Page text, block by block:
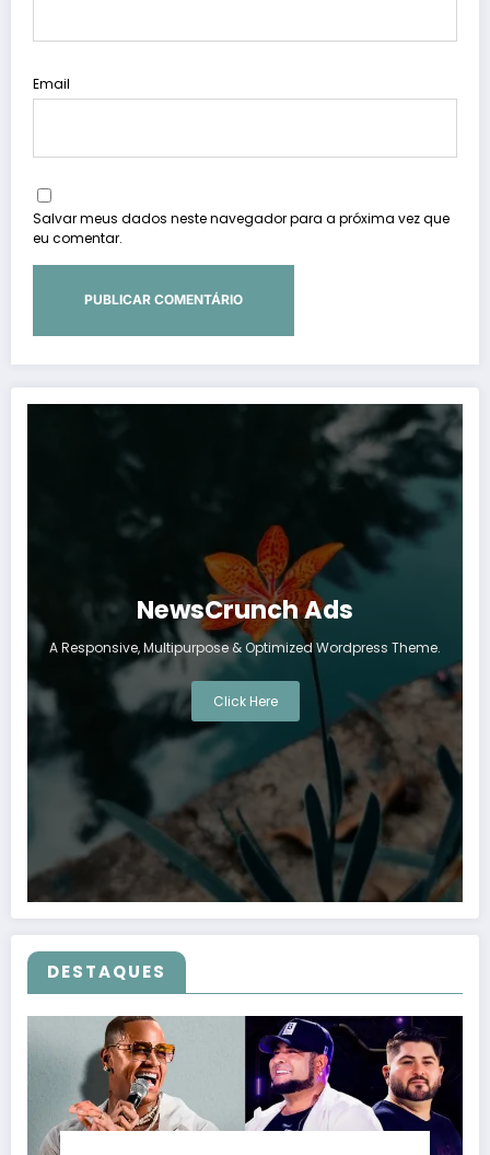
Email
Salvar meus dados neste navegador para a próxima vez que
eu comentar.
NewsCrunch Ads
A Responsive, Multipurpose & Optimized Wordpress Theme.
Click Here
DESTAQUES